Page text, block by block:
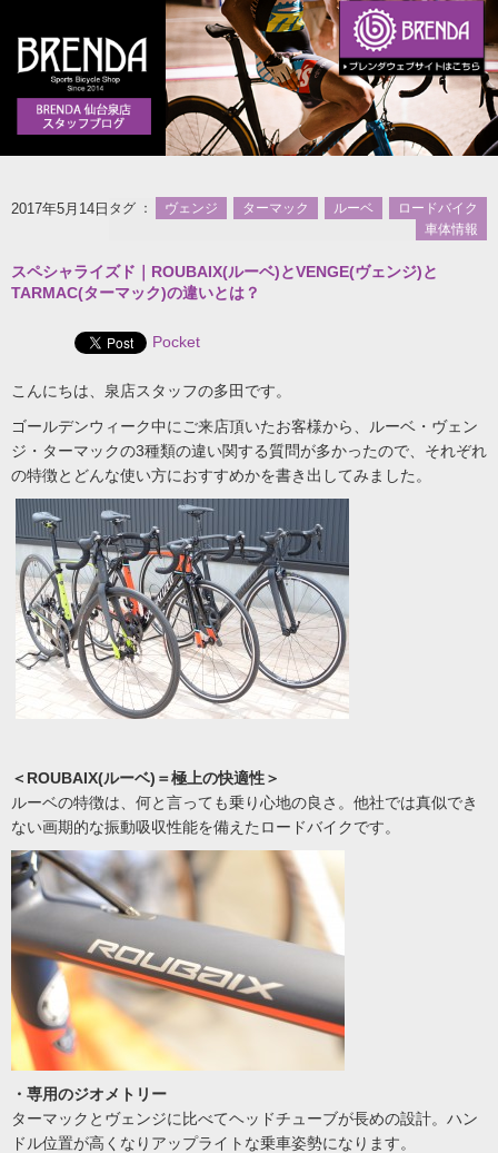
2017年5月14日 タグ ： ヴェンジ ターマック ルーベ
ロードバイク
車体情報
スペシャライズド｜ROUBAIX(ルーベ)とVENGE(ヴェンジ)と
TARMAC(ターマック)の違いとは？
Pocket
こんにちは、泉店スタッフの多田です。
ゴールデンウィーク中にご来店頂いたお客様から、ルーベ・ヴェン
ジ・ターマックの3種類の違い関する質問が多かったので、それぞれ
の特徴とどんな使い方におすすめかを書き出してみました。
＜ROUBAIX(ルーベ)＝極上の快適性＞
ルーベの特徴は、何と言っても乗り心地の良さ。他社では真似でき
ない画期的な振動吸収性能を備えたロードバイクです。
・専用のジオメトリー
ターマックとヴェンジに比べてヘッドチューブが長めの設計。ハン
ドル位置が高くなりアップライトな乗車姿勢になります。